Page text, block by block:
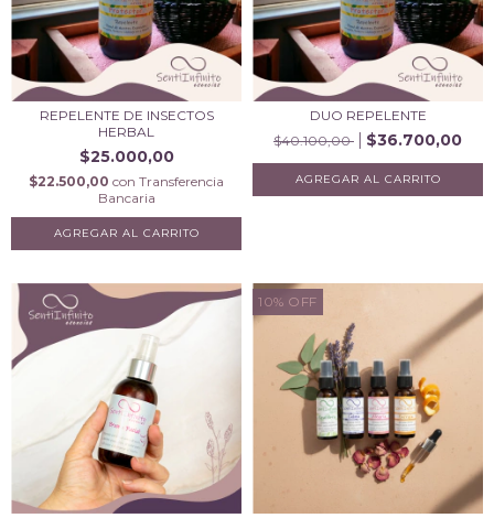
REPELENTE DE INSECTOS
HERBAL
$25.000,00
$22.500,00 con Transferencia
Bancaria
AGREGAR AL CARRITO
DUO REPELENTE
$40.100,00
$36.700,00
10% OFF